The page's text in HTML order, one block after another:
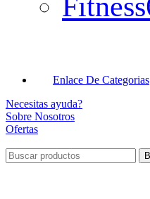
Enlace De Categorias
Necesitas ayuda?
Sobre Nosotros
Ofertas